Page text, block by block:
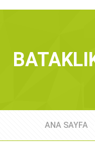
ANA SAYFA